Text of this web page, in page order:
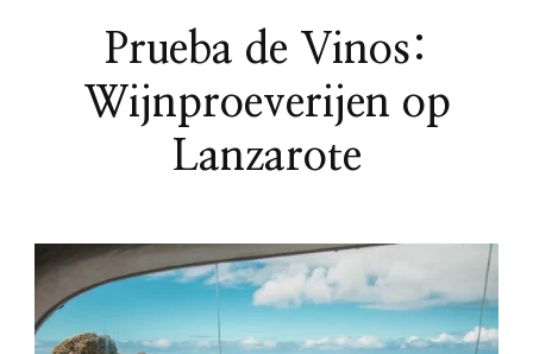
Prueba de Vinos:
Wijnproeverijen op
Lanzarote